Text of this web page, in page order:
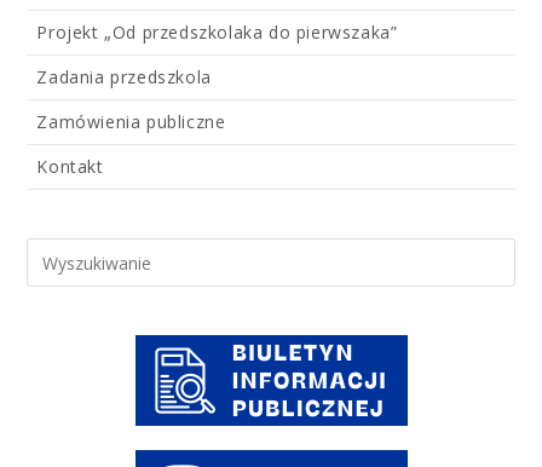
Projekt „Od przedszkolaka do pierwszaka”
Zadania przedszkola
Zamówienia publiczne
Kontakt